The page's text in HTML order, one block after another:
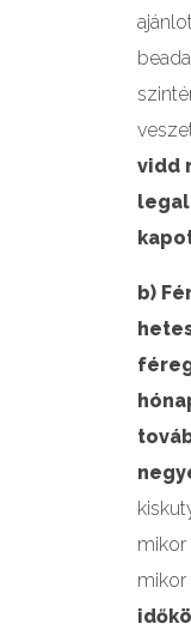
vidd
b)
mikor
mikor